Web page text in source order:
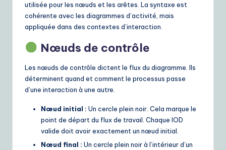
utilisée pour les nœuds et les arêtes. La syntaxe est
cohérente avec les diagrammes d’activité, mais
appliquée dans des contextes d’interaction.
Nœuds de contrôle
Les nœuds de contrôle dictent le flux du diagramme. Ils
déterminent quand et comment le processus passe
d’une interaction à une autre.
Nœud initial : Un cercle plein noir. Cela marque le
point de départ du flux de travail. Chaque IOD
valide doit avoir exactement un nœud initial.
Nœud final : Un cercle plein noir à l’intérieur d’un